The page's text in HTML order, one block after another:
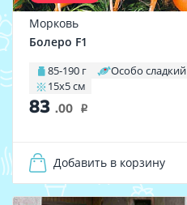
Морковь
Болеро F1
85-190 г Особо сладкий
15х5 см
83 .00 i
Добавить в корзину